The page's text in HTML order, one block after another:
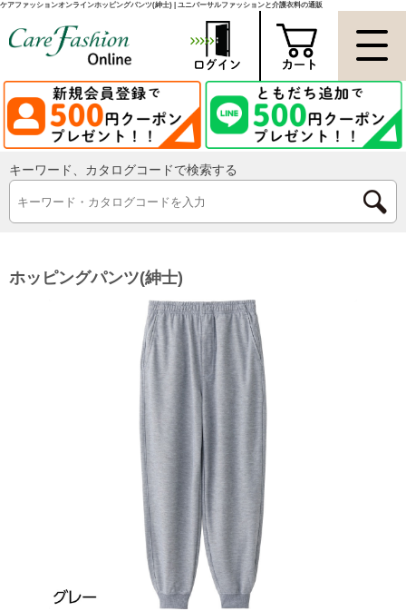
ケアファッションオンラインホッピングパンツ(紳士) | ユニバーサルファッションと介護衣料の通販
キーワード、カタログコードで検索する
ホッピングパンツ(紳士)